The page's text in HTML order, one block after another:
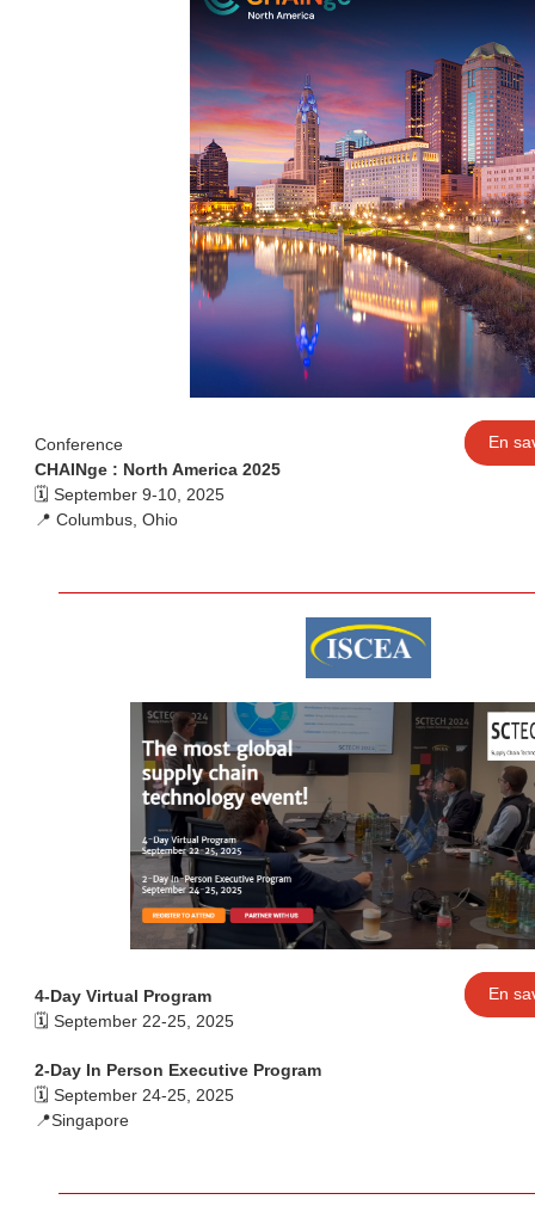
Conference
CHAINge : North America 2025
🗓️ September 9-10, 2025
📍 Columbus, Ohio
En
4-Day Virtual Program
🗓️ September 22-25, 2025
2-Day In Person Executive Program
🗓️ September 24-25, 2025
📍Singapore
En